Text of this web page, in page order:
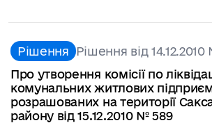
Рішення Рішення від
Про утворення комісії по
комунальних житлових
розрашованих на території
району від 15.12.2010 № 589